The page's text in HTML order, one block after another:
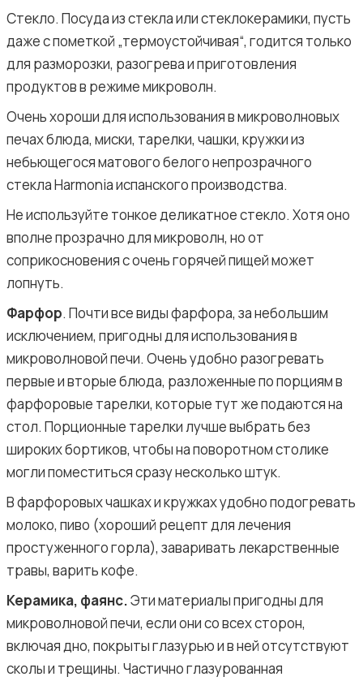
Стекло. Посуда из стекла или стеклокерамики, пусть
даже с пометкой „термоустойчивая“, годится только
для разморозки, разогрева и приготовления
продуктов в режиме микроволн.
Очень хороши для использования в микроволновых
печах блюда, миски, тарелки, чашки, кружки из
небьющегося матового белого непрозрачного
стекла Harmonia испанского производства.
Не используйте тонкое деликатное стекло. Хотя оно
вполне прозрачно для микроволн, но от
соприкосновения с очень горячей пищей может
лопнуть.
Фарфор. Почти все виды фарфора, за небольшим
исключением, пригодны для использования в
микроволновой печи. Очень удобно разогревать
первые и вторые блюда, разложенные по порциям в
фарфоровые тарелки, которые тут же подаются на
стол. Порционные тарелки лучше выбрать без
широких бортиков, чтобы на поворотном столике
могли поместиться сразу несколько штук.
В фарфоровых чашках и кружках удобно подогревать
молоко, пиво (хороший рецепт для лечения
простуженного горла), заваривать лекарственные
травы, варить кофе.
Керамика, фаянс.Эти материалы пригодны для
микроволновой печи, если они со всех сторон,
включая дно, покрыты глазурью и в ней отсутствуют
сколы и трещины. Частично глазурованная